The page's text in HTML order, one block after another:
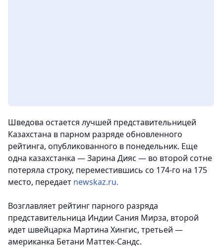
Шведова остается лучшей представительницей
Казахстана в парном разряде обновленного
рейтинга, опубликованного в понедельник. Еще
одна казахстанка — Зарина Дияс — во второй сотне
потеряла строку, переместившись со 174-го на 175
место, передает newskaz.ru.
Возглавляет рейтинг парного разряда
представительница Индии Сания Мирза, второй
идет швейцарка Мартина Хингис, третьей —
американка Бетани Маттек-Сандс.